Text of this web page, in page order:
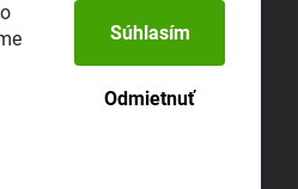
Súhlasím
Odmietnuť
ochrany osobných údajov